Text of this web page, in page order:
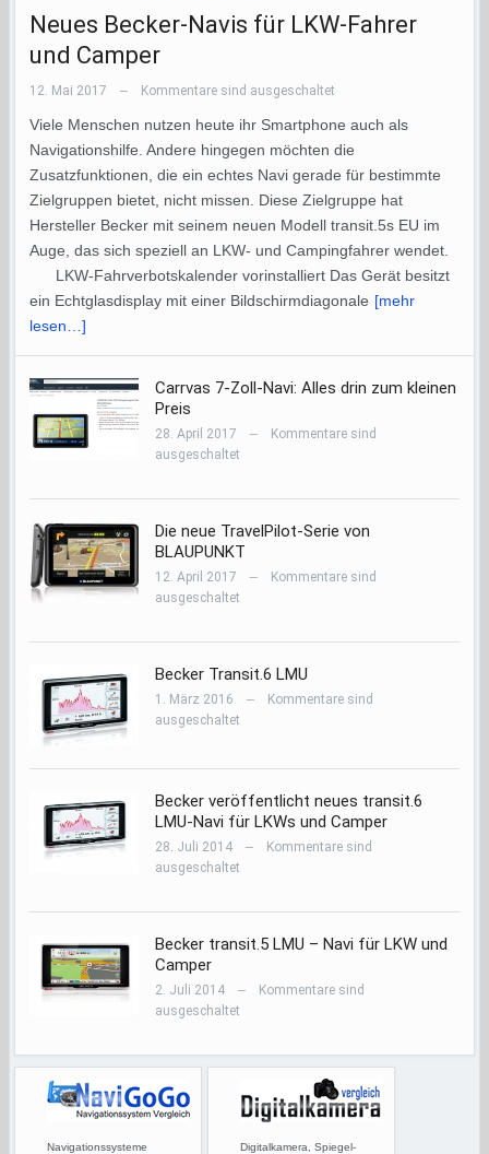
Neues Becker-Navis für LKW-Fahrer
und Camper
12. Mai 2017 — Kommentare sind ausgeschaltet
Viele Menschen nutzen heute ihr Smartphone auch als
Navigationshilfe. Andere hingegen möchten die
Zusatzfunktionen, die ein echtes Navi gerade für bestimmte
Zielgruppen bietet, nicht missen. Diese Zielgruppe hat
Hersteller Becker mit seinem neuen Modell transit.5s EU im
Auge, das sich speziell an LKW- und Campingfahrer wendet.
LKW-Fahrverbotskalender vorinstalliert Das Gerät besitzt
ein Echtglasdisplay mit einer Bildschirmdiagonale [mehr
lesen…]
Carrvas 7-Zoll-Navi: Alles drin zum kleinen
Preis
28. April 2017 —
Kommentare sind
ausgeschaltet
Die neue TravelPilot-Serie von
BLAUPUNKT
12. April 2017 —
Kommentare sind
ausgeschaltet
Becker Transit.6 LMU
1. März 2016 —
Kommentare sind
ausgeschaltet
Becker veröffentlicht neues transit.6
LMU-Navi für LKWs und Camper
28. Juli 2014 —
Kommentare sind
ausgeschaltet
Becker transit.5 LMU – Navi für LKW und
Camper
2. Juli 2014 —
Kommentare sind
ausgeschaltet
Navigationssysteme Digitalkamera, Spiegel-